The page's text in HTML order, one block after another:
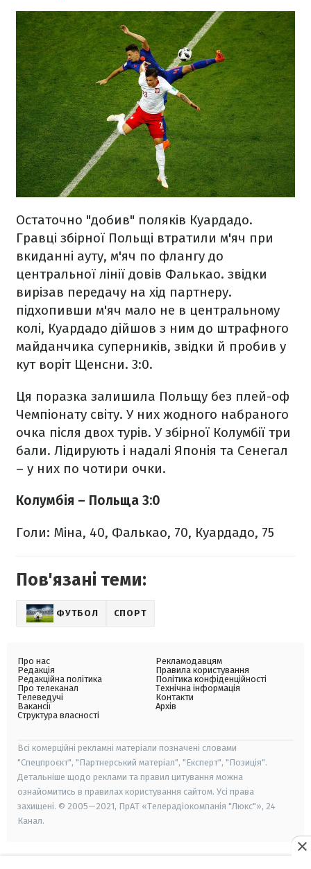
Остаточно "добив" поляків Куардадо.
Гравці збірної Польщі втратили м'яч при
вкиданні ауту, м'яч по флангу до
центральної лінії довів Фалькао. звідки
вирізав передачу на хід партнеру.
підхопивши м'яч мало не в центральному
колі, Куардадо дійшов з ним до штрафного
майданчика суперників, звідки й пробив у
кут воріт Щенсни. 3:0.
Ця поразка залишила Польщу без плей-оф
Чемпіонату світу. У них жодного набраного
очка після двох турів. У збірної Колумбії три
бали. Лідирують і надалі Японія та Сенегал
– у них по чотири очки.
Колумбія – Польща 3:0
Голи: Міна, 40, Фалькао, 70, Куардадо, 75
Пов'язані теми:
ФУТБОЛ СПОРТ
Про нас
Редакція
Редакційна політика
Про телеканал
Телеведучі
Вакансії
Структура власності
Рекламодавцям
Правила користування
Політика конфіденційності
Технічна інформація
Контакти
Архів
Всі комерційні рекламні матеріали позначені словами
"Спецпроєкт", "Партнерський матеріал", "Експерт", "Позиція".
Детальніше щодо реклами та правил цитування можна
ознайомитись в правилах користування сайтом. Усі права
захищені. © 2005—2021, ПрАТ «Телерадіокомпанія "Люкс"», 24
Канал.